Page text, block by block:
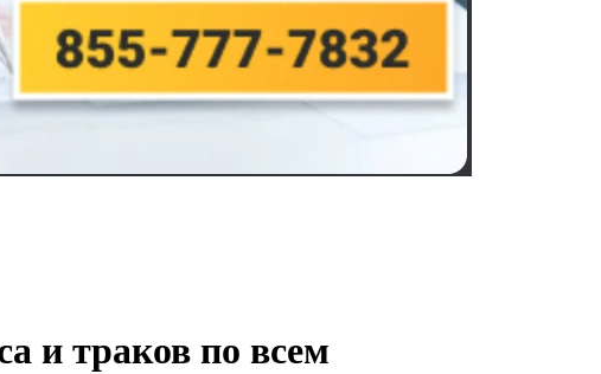
и траков по всем